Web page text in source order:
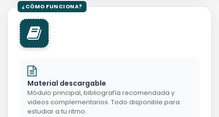
Material descargable
Módulo principal, bibliografía recomendada y
videos complementarios. Todo disponible para
estudiar a tu ritmo.